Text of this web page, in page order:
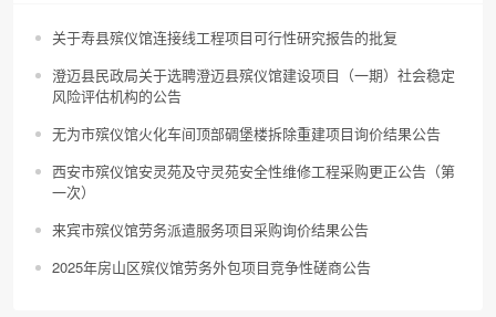
关于寿县殡仪馆连接线工程项目可行性研究报告的批复
澄迈县民政局关于选聘澄迈县殡仪馆建设项目（一期）社会稳定
风险评估机构的公告
无为市殡仪馆火化车间顶部碉堡楼拆除重建项目询价结果公告
西安市殡仪馆安灵苑及守灵苑安全性维修工程采购更正公告（第
一次）
来宾市殡仪馆劳务派遣服务项目采购询价结果公告
2025年房山区殡仪馆劳务外包项目竞争性磋商公告